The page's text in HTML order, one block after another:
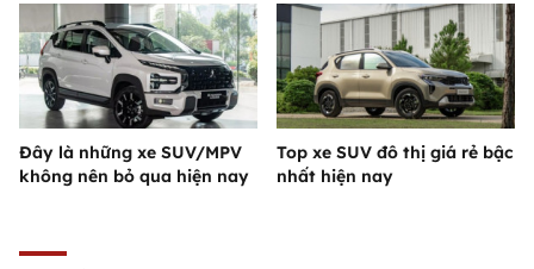
Đây là những xe SUV/MPV
không nên bỏ qua hiện nay
Top xe SUV đô thị giá rẻ bậc
nhất hiện nay